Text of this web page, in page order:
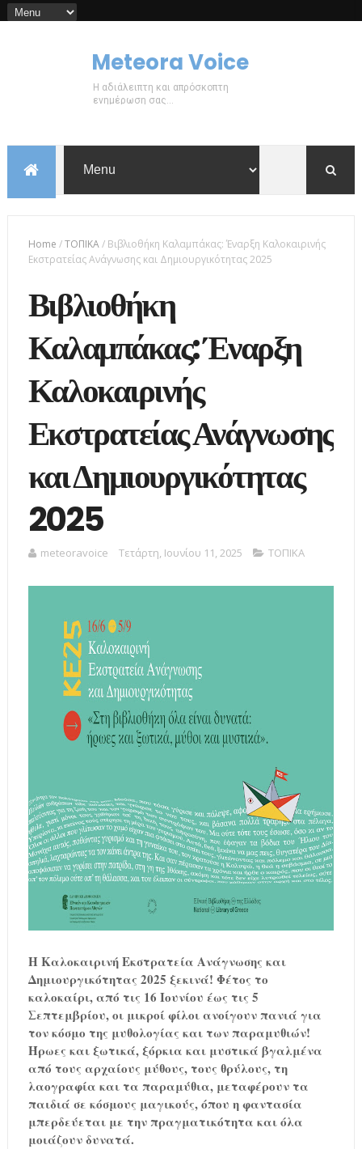
Meteora Voice
Η αδιάλειπτη και απρόσκοπτη
ενημέρωση σας...
Home /ΤΟΠΙΚΑ/ Βιβλιοθήκη Καλαμπάκας: Έναρξη Καλοκαιρινής
Εκστρατείας Ανάγνωσης και Δημιουργικότητας 2025
Βιβλιοθήκη
Καλαμπάκας: Έναρξη
Καλοκαιρινής
Εκστρατείας Ανάγνωσης
και Δημιουργικότητας
2025
meteoravoice Τετάρτη, Ιουνίου 11, 2025 ΤΟΠΙΚΑ
Η Καλοκαιρινή Εκστρατεία Ανάγνωσης και
Δημιουργικότητας 2025 ξεκινά! Φέτος το
καλοκαίρι, από τις 16 Ιουνίου έως τις 5
Σεπτεμβρίου, οι μικροί φίλοι ανοίγουν πανιά για
τον κόσμο της μυθολογίας και των παραμυθιών!
Ήρωες και ξωτικά, ξόρκια και μυστικά βγαλμένα
από τους αρχαίους μύθους, τους θρύλους, τη
λαογραφία και τα παραμύθια, μεταφέρουν τα
παιδιά σε κόσμους μαγικούς, όπου η φαντασία
μπερδεύεται με την πραγματικότητα και όλα
μοιάζουν δυνατά.